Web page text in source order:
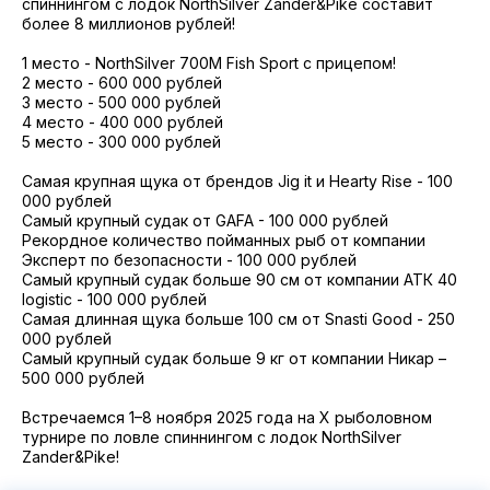
Фото и видео
iOS приложение
Логотипы турнира
Контакты
Турнир White Predator
спиннингом с лодок NorthSilver Zander&Pike составит
более 8 миллионов рублей!
1 место - NorthSilver 700М Fish Sport c прицепом!
2 место - 600 000 рублей
3 место - 500 000 рублей
4 место - 400 000 рублей
5 место - 300 000 рублей
Самая крупная щука от брендов Jig it и Hearty Rise - 100
000 рублей
Самый крупный судак от GAFA - 100 000 рублей
Рекордное количество пойманных рыб от компании
Эксперт по безопасности - 100 000 рублей
Самый крупный судак больше 90 см от компании АТК 40
logistic - 100 000 рублей
Самая длинная щука больше 100 см от Snasti Good - 250
000 рублей
Самый крупный судак больше 9 кг от компании Никар –
500 000 рублей
Встречаемся 1–8 ноября 2025 года на X рыболовном
турнире по ловле спиннингом с лодок NorthSilver
Zander&Pike!